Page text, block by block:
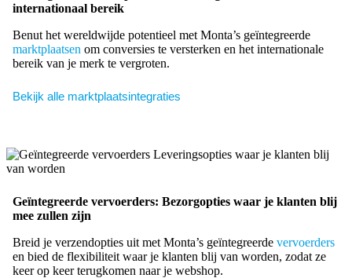
internationaal bereik
Benut het wereldwijde potentieel met Monta’s geïntegreerde
marktplaatsen om conversies te versterken en het internationale
bereik van je merk te vergroten.
Bekijk alle marktplaatsintegraties
Geïntegreerde vervoerders: Bezorgopties waar je klanten blij
mee zullen zijn
Breid je verzendopties uit met Monta’s geïntegreerde vervoerders
en bied de flexibiliteit waar je klanten blij van worden, zodat ze
keer op keer terugkomen naar je webshop.